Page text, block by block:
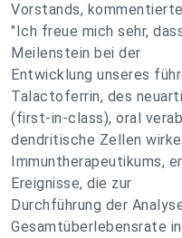
Vorstands,
"Ich freue mich sehr,
Meilenstein bei der
Entwicklung unseres
Talactoferrin, des
(first-in-class), oral
dendritische Zellen
Immuntherapeutikums,
Ereignisse, die zur
Durchführung der
Gesamtüberlebensrate